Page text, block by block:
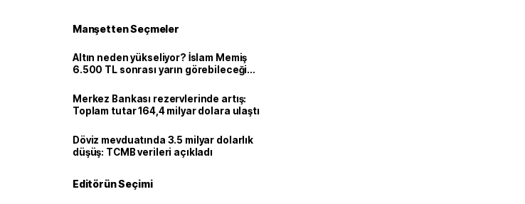
Manşetten Seçmeler
Altın neden yükseliyor? İslam Memiş
6.500 TL sonrası yarın görebileceği
Merkez Bankası rezervlerinde artış:
Toplam tutar 164,4 milyar dolara ulaştı
Döviz mevduatında 3.5 milyar dolarlık
düşüş: TCMB verileri açıkladı
Editörün Seçimi